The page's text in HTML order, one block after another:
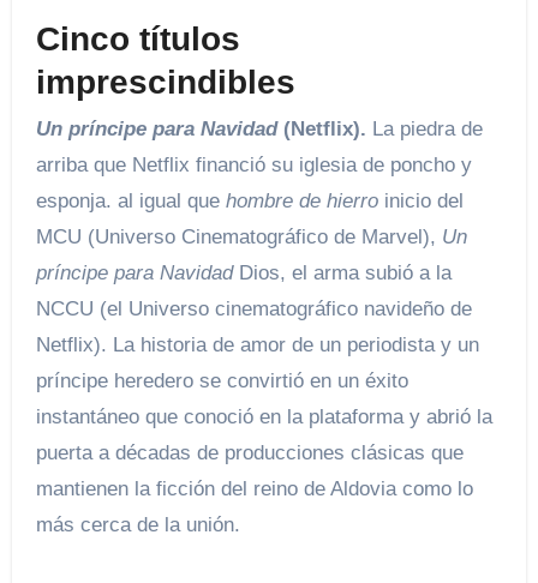
Cinco títulos
imprescindibles
Un príncipe para Navidad(Netflix). La piedra de
arriba que Netflix financió su iglesia de poncho y
esponja. al igual que hombre de hierroinicio del
MCU (Universo Cinematográfico de Marvel), Un
príncipe para NavidadDios, el arma subió a la
NCCU (el Universo cinematográfico navideño de
Netflix). La historia de amor de un periodista y un
príncipe heredero se convirtió en un éxito
instantáneo que conoció en la plataforma y abrió la
puerta a décadas de producciones clásicas que
mantienen la ficción del reino de Aldovia como lo
más cerca de la unión.